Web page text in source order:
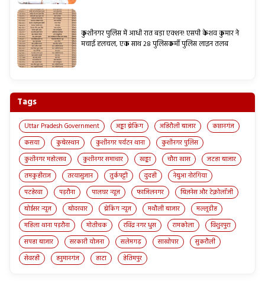
कुशीनगर पुलिस में आधी रात बड़ा एक्शन! एसपी केशव कुमार ने
मचाई हलचल, एक साथ 28 पुलिसकर्मी पुलिस लाइन तलब
Tags
Uttar Pradesh Government अड्डा ब्रेकिंग अहिरौली बाजार
कप्तानगंज
कसया
कुबेरस्थान कुशीनगर पर्यटन थाना
कुशीनगर पुलिस
कुशीनगर महोत्सव
कुशीनगर समाचार खड्डा चौरा खास
जटहा बाजार
तमकुहीराज
तरयासुजान तुर्कपट्टी दुदही
नेबुआ नोरंगिया
पटहेरवा
पड़रौना पालघर न्यूज़ फाजिलनगर
बिज़नेस और टेक्नोलॉजी
बोईसर न्यूज़
बोदरवार ब्रेकिंग न्यूज़ मथौली बाजार
मल्लूडीह
महिला थाना पड़रौना
मोतीचक रविंद्र नगर धुस रामकोला
विशुनपुरा
सपहा बाजार
सरकारी योजना सलेमगढ़ साखोपार
सुकरौली
सेवरही
हनुमानगंज हाटा हेतिमपुर